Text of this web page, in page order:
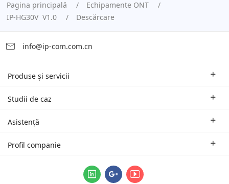
Pagina principală
Echipamente ONT
IP-HG30V V1.0
Descărcare
info@ip-com.com.cn
Produse și servicii
Rutere pentru mediul de afaceri
Echipamente Wi-Fi pentru distanțe mari
Sistemele logice de gestionare unificată ProFi
Studii de caz
Soluții oferite în funcție de domeniul de activitate
Asistență
Sucursale și suport tehnic regional
Profil companie